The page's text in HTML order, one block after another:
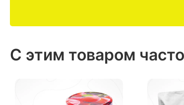
С этим товаром